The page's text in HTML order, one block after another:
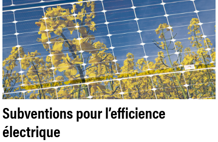
Subventions pour l’efficience
électrique